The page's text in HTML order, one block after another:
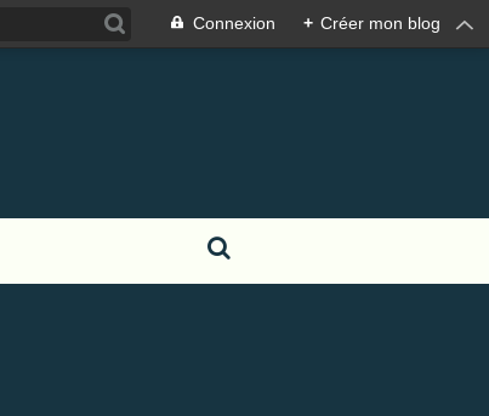
Connexion + Créer mon blog